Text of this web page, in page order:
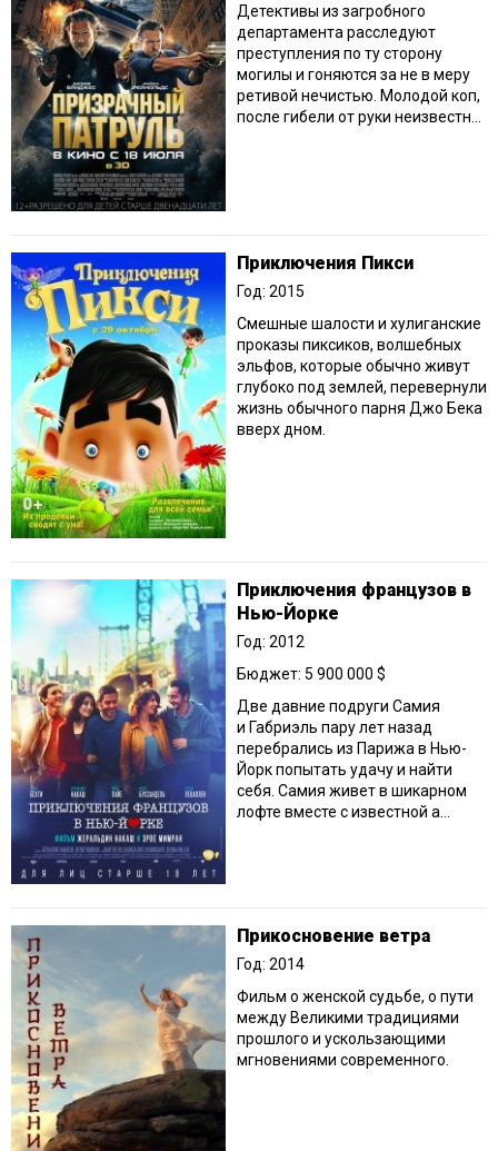
Детективы из загробного
департамента расследуют
преступления по ту сторону
могилы и гоняются за не в меру
ретивой нечистью. Молодой коп,
после гибели от руки неизвестн...
Приключения Пикси
Год: 2015
Смешные шалости и хулиганские
проказы пиксиков, волшебных
эльфов, которые обычно живут
глубоко под землей, перевернули
жизнь обычного парня Джо Бека
вверх дном.
Приключения французов в
Нью-Йорке
Год: 2012
Бюджет: 5 900 000 $
Две давние подруги Самия
и Габриэль пару лет назад
перебрались из Парижа в Нью-
Йорк попытать удачу и найти
себя. Самия живет в шикарном
лофте вместе с известной а...
Прикосновение ветра
Год: 2014
Фильм о женской судьбе, о пути
между Великими традициями
прошлого и ускользающими
мгновениями современного.